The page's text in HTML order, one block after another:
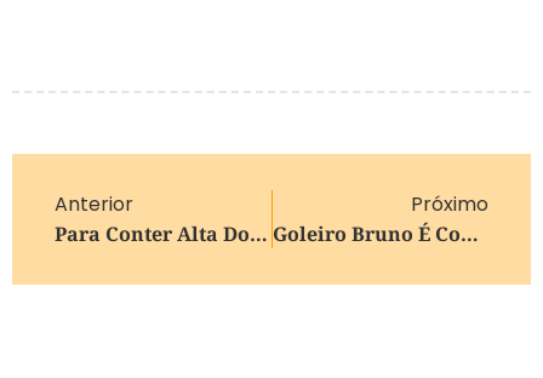
Anterior
Para Conter Alta Dos Combustíveis, Japão E Alemanha Vão Liberar Reservas De Petróleo
Próximo
Goleiro Bruno É Considerado Foragido Pela Justiça Do Rio De Janeiro